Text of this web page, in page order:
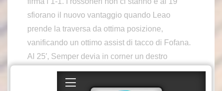
sfiorano il nuovo vantaggio quando Leao
prende la traversa da ottima posizione,
vanificando un ottimo assist di tacco di Fofana.
Al 25′, Semper devia in corner un destro
potente e preciso di Saelemaekers dalla lunga
distanza. Al 41′, accade l’impensabile.